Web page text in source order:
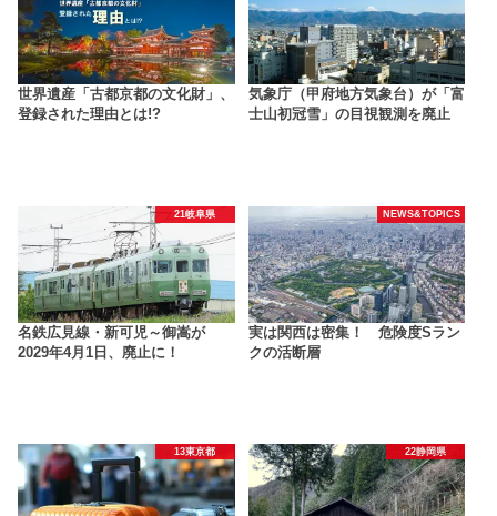
世界遺産「古都京都の文化財」、
登録された理由とは!?
気象庁（甲府地方気象台）が「富
士山初冠雪」の目視観測を廃止
21岐阜県
名鉄広見線・新可児～御嵩が
2029年4月1日、廃止に！
NEWS&TOPICS
実は関西は密集！ 危険度Sラン
クの活断層
13東京都 22静岡県